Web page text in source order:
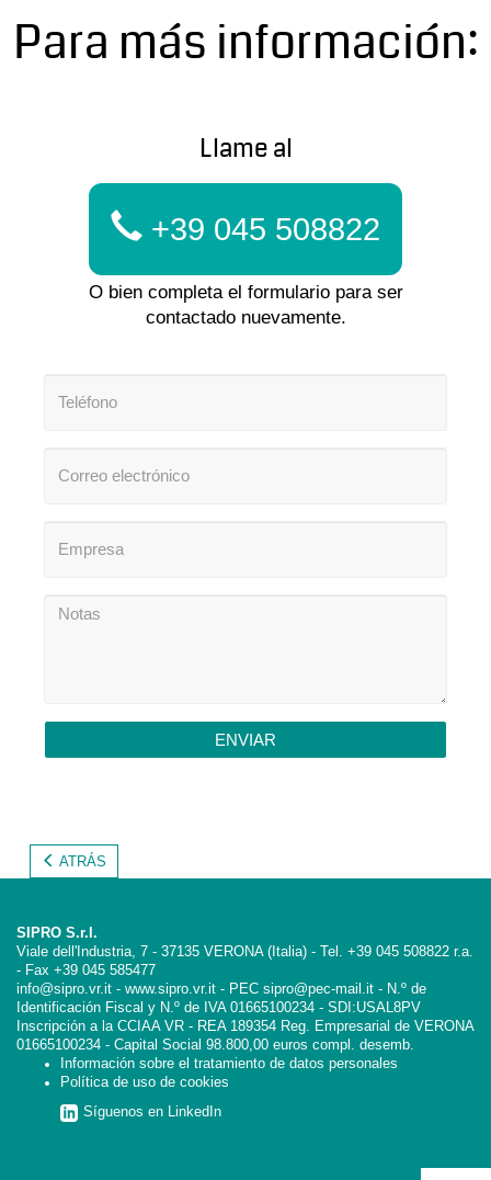
Para más información:
Llame al
+39 045 508822
O bien completa el formulario para ser
contactado nuevamente.
ENVIAR
ATRÁS
SIPRO S.r.l.
Viale dell'Industria, 7 - 37135 VERONA (Italia) - Tel. +39 045 508822 r.a.
- Fax +39 045 585477
info@sipro.vr.it - www.sipro.vr.it - PEC sipro@pec-mail.it - N.º de
Identificación Fiscal y N.º de IVA 01665100234 - SDI:USAL8PV
Inscripción a la CCIAA VR - REA 189354 Reg. Empresarial de VERONA
01665100234 - Capital Social 98.800,00 euros compl. desemb.
Información sobre el tratamiento de datos personales
Política de uso de cookies
Síguenos en LinkedIn